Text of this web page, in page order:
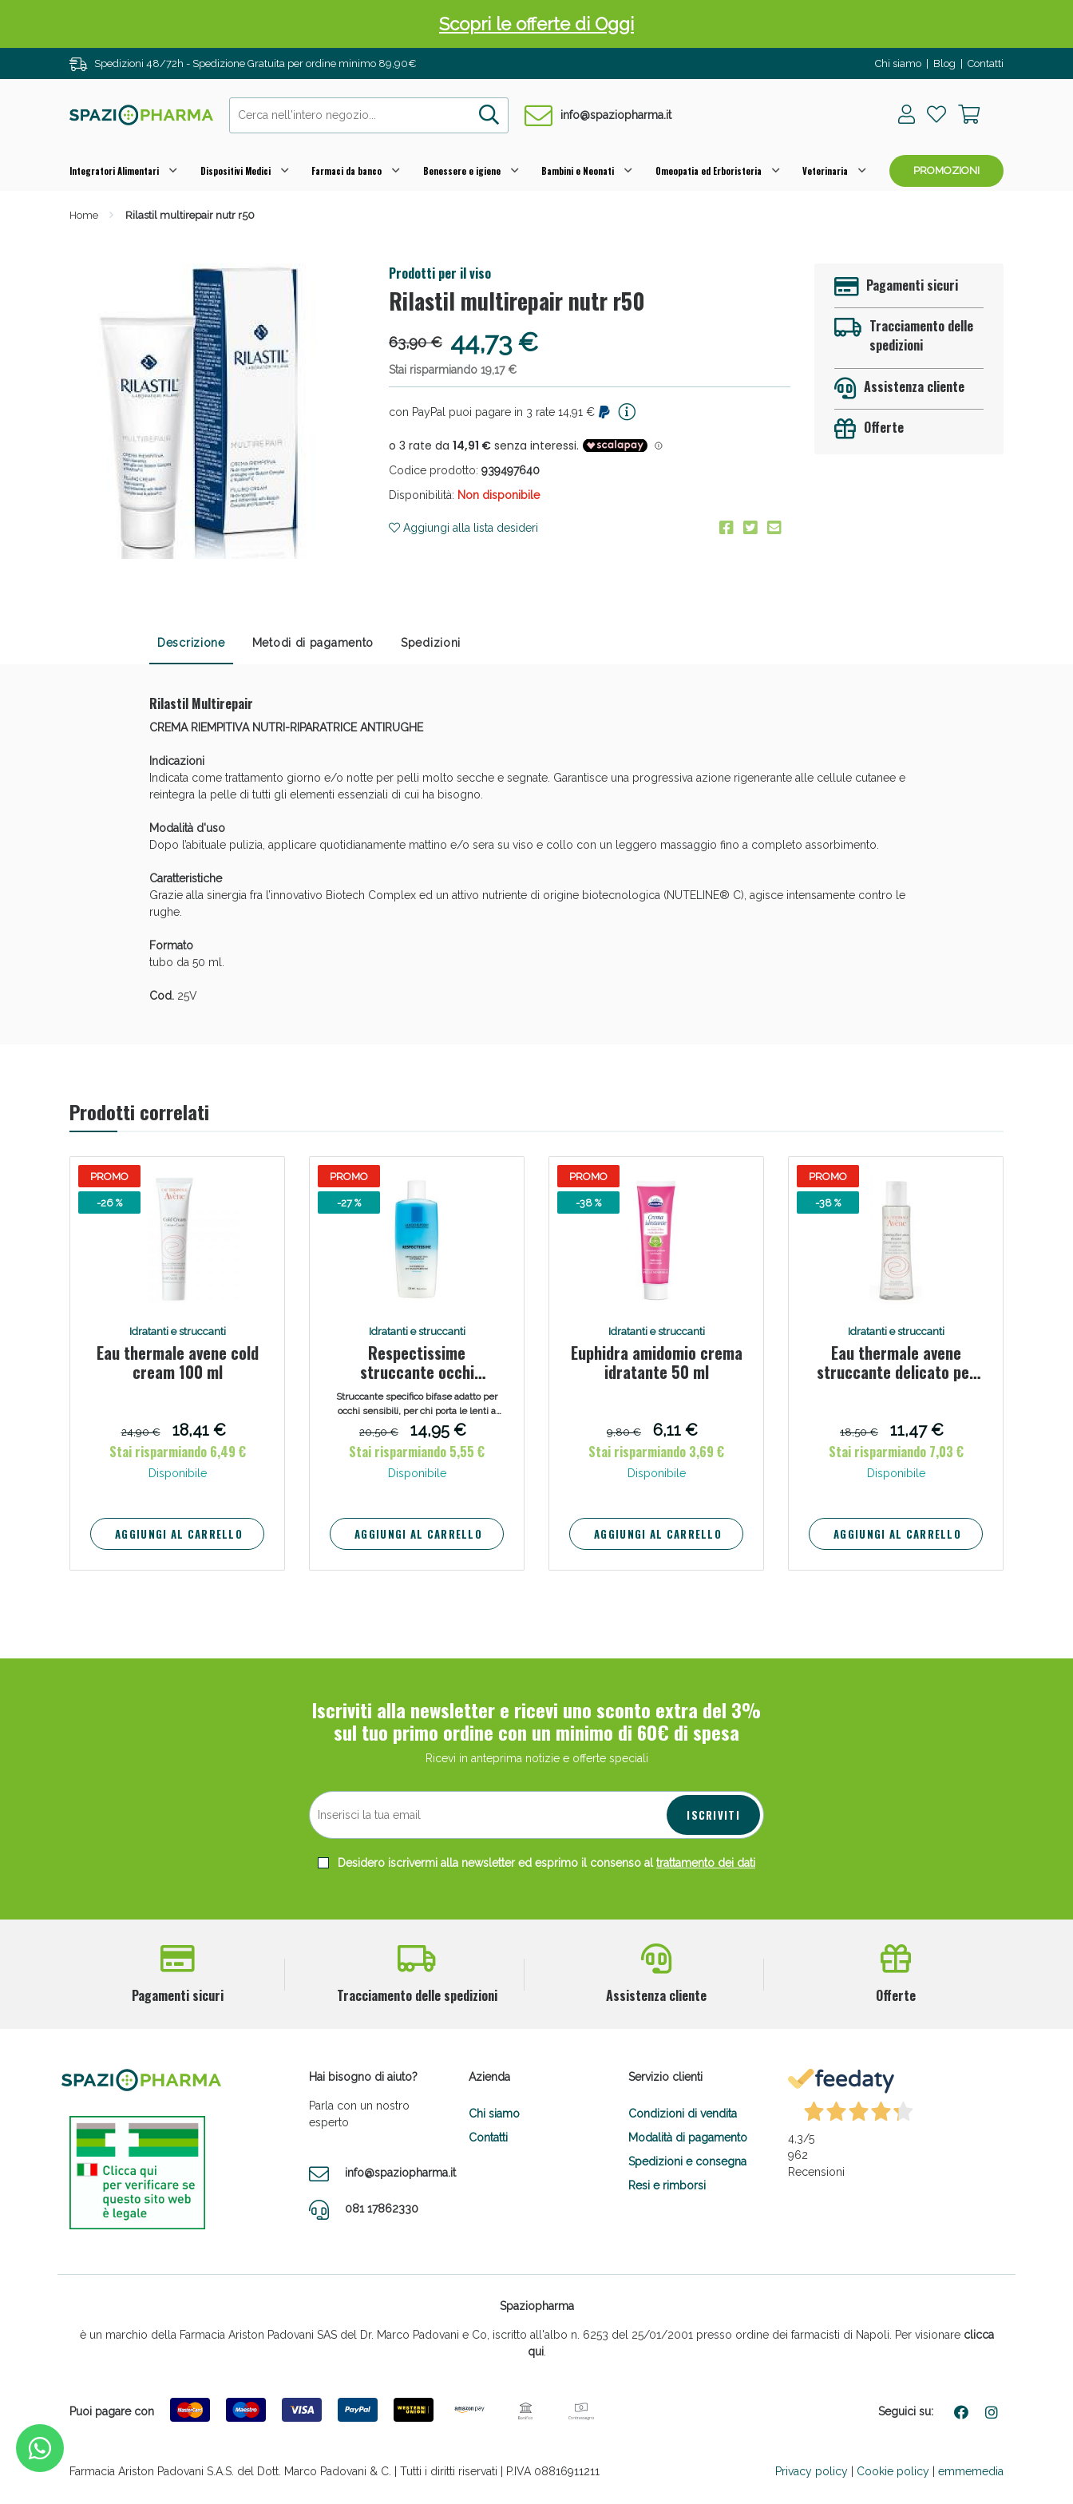
Spedizioni 48/72h - Spedizione Gratuita per ordine minimo 89,90€ Chi siamo Blog Contatti
info@spaziopharma.it
Integratori Alimentari Dispositivi Medici Farmaci da banco Benessere e igiene Bambini e Neonati Omeopatia ed Erboristeria Veterinaria PROMOZIONI
Home Rilastil multirepair nutr r50
Prodotti per il viso
Rilastil multirepair nutr r50
63,90 € 44,73 €
Stai risparmiando 19,17 €
con PayPal puoi pagare in 3 rate 14,91 €
Codice prodotto: 939497640
Disponibilità: Non disponibile
Aggiungi alla lista desideri
Pagamenti sicuri
Tracciamento delle
spedizioni
Assistenza cliente
Offerte
Descrizione Metodi di pagamento Spedizioni
Rilastil Multirepair
CREMA RIEMPITIVA NUTRI-RIPARATRICE ANTIRUGHE
Indicazioni
Indicata come trattamento giorno e/o notte per pelli molto secche e segnate. Garantisce una progressiva azione rigenerante alle cellule cutanee e
reintegra la pelle di tutti gli elementi essenziali di cui ha bisogno.
Modalità d'uso
Dopo l’abituale pulizia, applicare quotidianamente mattino e/o sera su viso e collo con un leggero massaggio fino a completo assorbimento.
Caratteristiche
Grazie alla sinergia fra l’innovativo Biotech Complex ed un attivo nutriente di origine biotecnologica (NUTELINE® C), agisce intensamente contro le
rughe.
Formato
tubo da 50 ml.
Cod. 25V
Prodotti correlati
PROMO
-26 %
Idratanti e struccanti
Eau thermale avene cold
cream 100 ml
24,90 €
18,41 €
Stai risparmiando 6,49 €
Disponibile
AGGIUNGI AL CARRELLO
PROMO
-27 %
Idratanti e struccanti
Respectissime
struccante occhi
waterproof bifase 125 ml
Struccante specifico bifase adatto per
occhi sensibili, per chi porta le lenti a
contatto o per chi usa prodotti
waterproof, dal maquillage più
resistente.
20,50 €
14,95 €
Stai risparmiando 5,55 €
Disponibile
AGGIUNGI AL CARRELLO
PROMO
-38 %
Idratanti e struccanti
Euphidra amidomio crema
idratante 50 ml
9,80 €
6,11 €
Stai risparmiando 3,69 €
Disponibile
AGGIUNGI AL CARRELLO
PROMO
-38 %
Idratanti e struccanti
Eau thermale avene
struccante delicato per
18,50 €
11,47 €
Stai risparmiando 7,03 €
Disponibile
AGGIUNGI AL CARRELLO
Iscriviti alla newsletter e ricevi uno sconto extra del 3%
sul tuo primo ordine con un minimo di 60€ di spesa
Ricevi in anteprima notizie e offerte speciali
ISCRIVITI
Desidero iscrivermi alla newsletter ed esprimo il consenso al trattamento dei dati
Pagamenti sicuri Tracciamento delle spedizioni Assistenza cliente Offerte
Hai bisogno di aiuto?
Parla con un nostro
esperto
info@spaziopharma.it
081 17862330
Azienda
Chi siamo
Contatti
Servizio clienti
Condizioni di vendita
Modalità di pagamento
Spedizioni e consegna
Resi e rimborsi
4,3/5
962
Recensioni
Spaziopharma
è un marchio della Farmacia Ariston Padovani SAS del Dr. Marco Padovani e Co, iscritto all'albo n. 6253 del 25/01/2001 presso ordine dei farmacisti di Napoli. Per visionare clicca
qui.
Puoi pagare con Seguici su:
Farmacia Ariston Padovani S.A.S. del Dott. Marco Padovani & C. | Tutti i diritti riservati | P.IVA 08816911211 Privacy policy Cookie policy emmemedia
Scopri le offerte di Oggi
Drenanti e Pancia Piatta: Sconti fino al 55% validi solo per OGGI!
Salini e Multivitaminici: oggi Sconto extra fino al 50%!
Sconto fino al 55% disponibile oggi!
Vie Urinarie e Prostata: Sconti fino al 45% oggi!
Benessere Intestinale: Sconto fino al 55% valido oggi!